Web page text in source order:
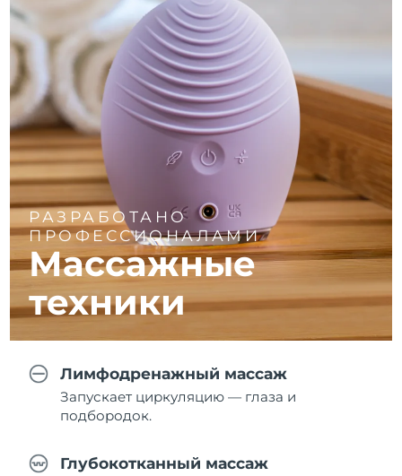
РАЗРАБОТАНО
ПРОФЕССИОНАЛАМИ
Массажные
техники
Лимфодренажный массаж
Запускает циркуляцию — глаза и
подбородок.
Глубокотканный массаж